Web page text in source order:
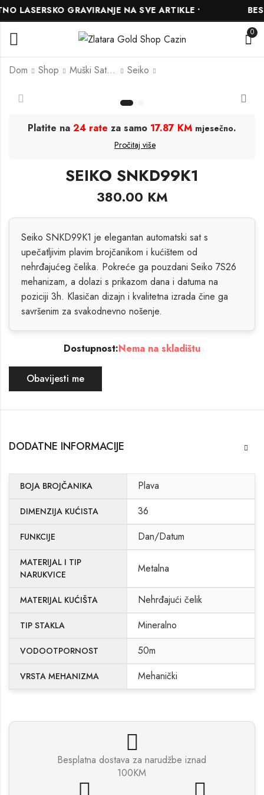
GRAVIRANJE NA SVE ARTIKLE •
0
Dom Shop Muški Satovi Seiko
319.00 KM 355.00
Festina F20511/3
234.00KM
Platite na 24 rate za samo 17.87 KM mjesečno.
Pročitaj više
SEIKO SNKD99K1
380.00 KM
Seiko SNKD99K1 je elegantan automatski sat s
upečatljivim plavim brojčanikom i kućištem od
nehrđajućeg čelika. Pokreće ga pouzdani Seiko 7S26
mehanizam, a dolazi s prikazom dana i datuma na
poziciji 3h. Klasičan dizajn i kvalitetna izrada čine ga
savršenim za svakodnevno nošenje.
Dostupnost:Nema na skladištu
Obavijesti me
DODATNE INFORMACIJE
BOJA BROJČANIKA Plava
DIMENZIJA KUĆISTA 36
FUNKCIJE Dan/Datum
MATERIJAL I TIP
NARUKVICE
Metalna
MATERIJAL KUĆIŠTA Nehrđajući čelik
TIP STAKLA Mineralno
VODOOTPORNOST 50m
VRSTA MEHANIZMA Mehanički
Besplatna dostava za narudžbe iznad
100KM